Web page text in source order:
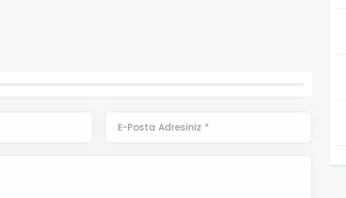
E-Posta Adresiniz *